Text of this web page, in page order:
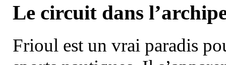
Le circuit dans
Frioul est un vrai paradis